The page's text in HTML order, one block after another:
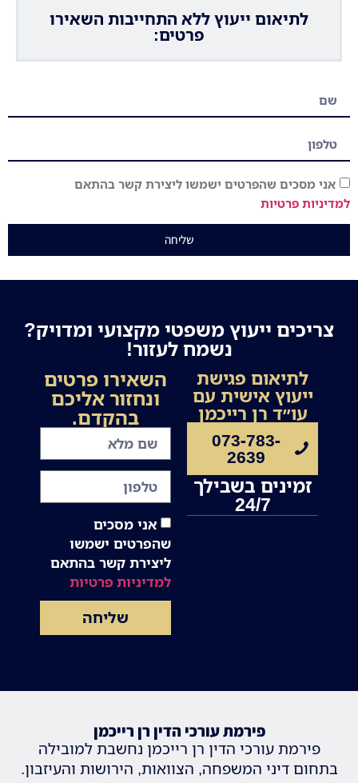
לתיאום ייעוץ ללא התחייבות השאירו
פרטים:
אני מסכים שהפרטים ישמשו ליצירת קשר בהתאם
למדיניות פרטיות
שליחה
צריכים ייעוץ משפטי מקצועי ומדויק?
נשמח לעזור!
לתיאום פגישת
ייעוץ אישית עם
עו״ד רן רייכמן
073-783-
2639
זמינים בשבילך
24/7
השאירו פרטים
ונחזור אליכם
בהקדם.
אני מסכים
שהפרטים ישמשו
ליצירת קשר בהתאם
למדיניות פרטיות
שליחה
פירמת עורכי הדין רן רייכמן
פירמת עורכי הדין רן רייכמן נחשבת למובילה
בתחום דיני המשפחה, הצוואות, הירושות והעיזבון.